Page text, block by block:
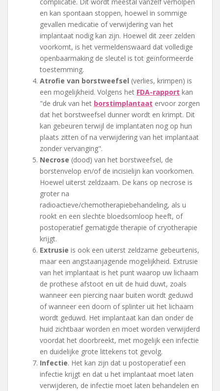
complicatie. Dit wordt meestal vanzelf verholpen
en kan spontaan stoppen, hoewel in sommige
gevallen medicatie of verwijdering van het
implantaat nodig kan zijn. Hoewel dit zeer zelden
voorkomt, is het vermeldenswaard dat volledige
openbaarmaking de sleutel is tot geïnformeerde
toestemming.
Atrofie van borstweefsel (verlies, krimpen) is
een mogelijkheid. Volgens het FDA-rapport kan
"de druk van het borstimplantaat ervoor zorgen
dat het borstweefsel dunner wordt en krimpt. Dit
kan gebeuren terwijl de implantaten nog op hun
plaats zitten of na verwijdering van het implantaat
zonder vervanging".
Necrose (dood) van het borstweefsel, de
borstenvelop en/of de incisielijn kan voorkomen.
Hoewel uiterst zeldzaam. De kans op necrose is
groter na
radioactieve/chemotherapiebehandeling, als u
rookt en een slechte bloedsomloop heeft, of
postoperatief gematigde therapie of cryotherapie
krijgt.
Extrusie is ook een uiterst zeldzame gebeurtenis,
maar een angstaanjagende mogelijkheid. Extrusie
van het implantaat is het punt waarop uw lichaam
de prothese afstoot en uit de huid duwt, zoals
wanneer een piercing naar buiten wordt geduwd
of wanneer een doorn of splinter uit het lichaam
wordt geduwd. Het implantaat kan dan onder de
huid zichtbaar worden en moet worden verwijderd
voordat het doorbreekt, met mogelijk een infectie
en duidelijke grote littekens tot gevolg.
Infectie. Het kan zijn dat u postoperatief een
infectie krijgt en dat u het implantaat moet laten
verwijderen, de infectie moet laten behandelen en